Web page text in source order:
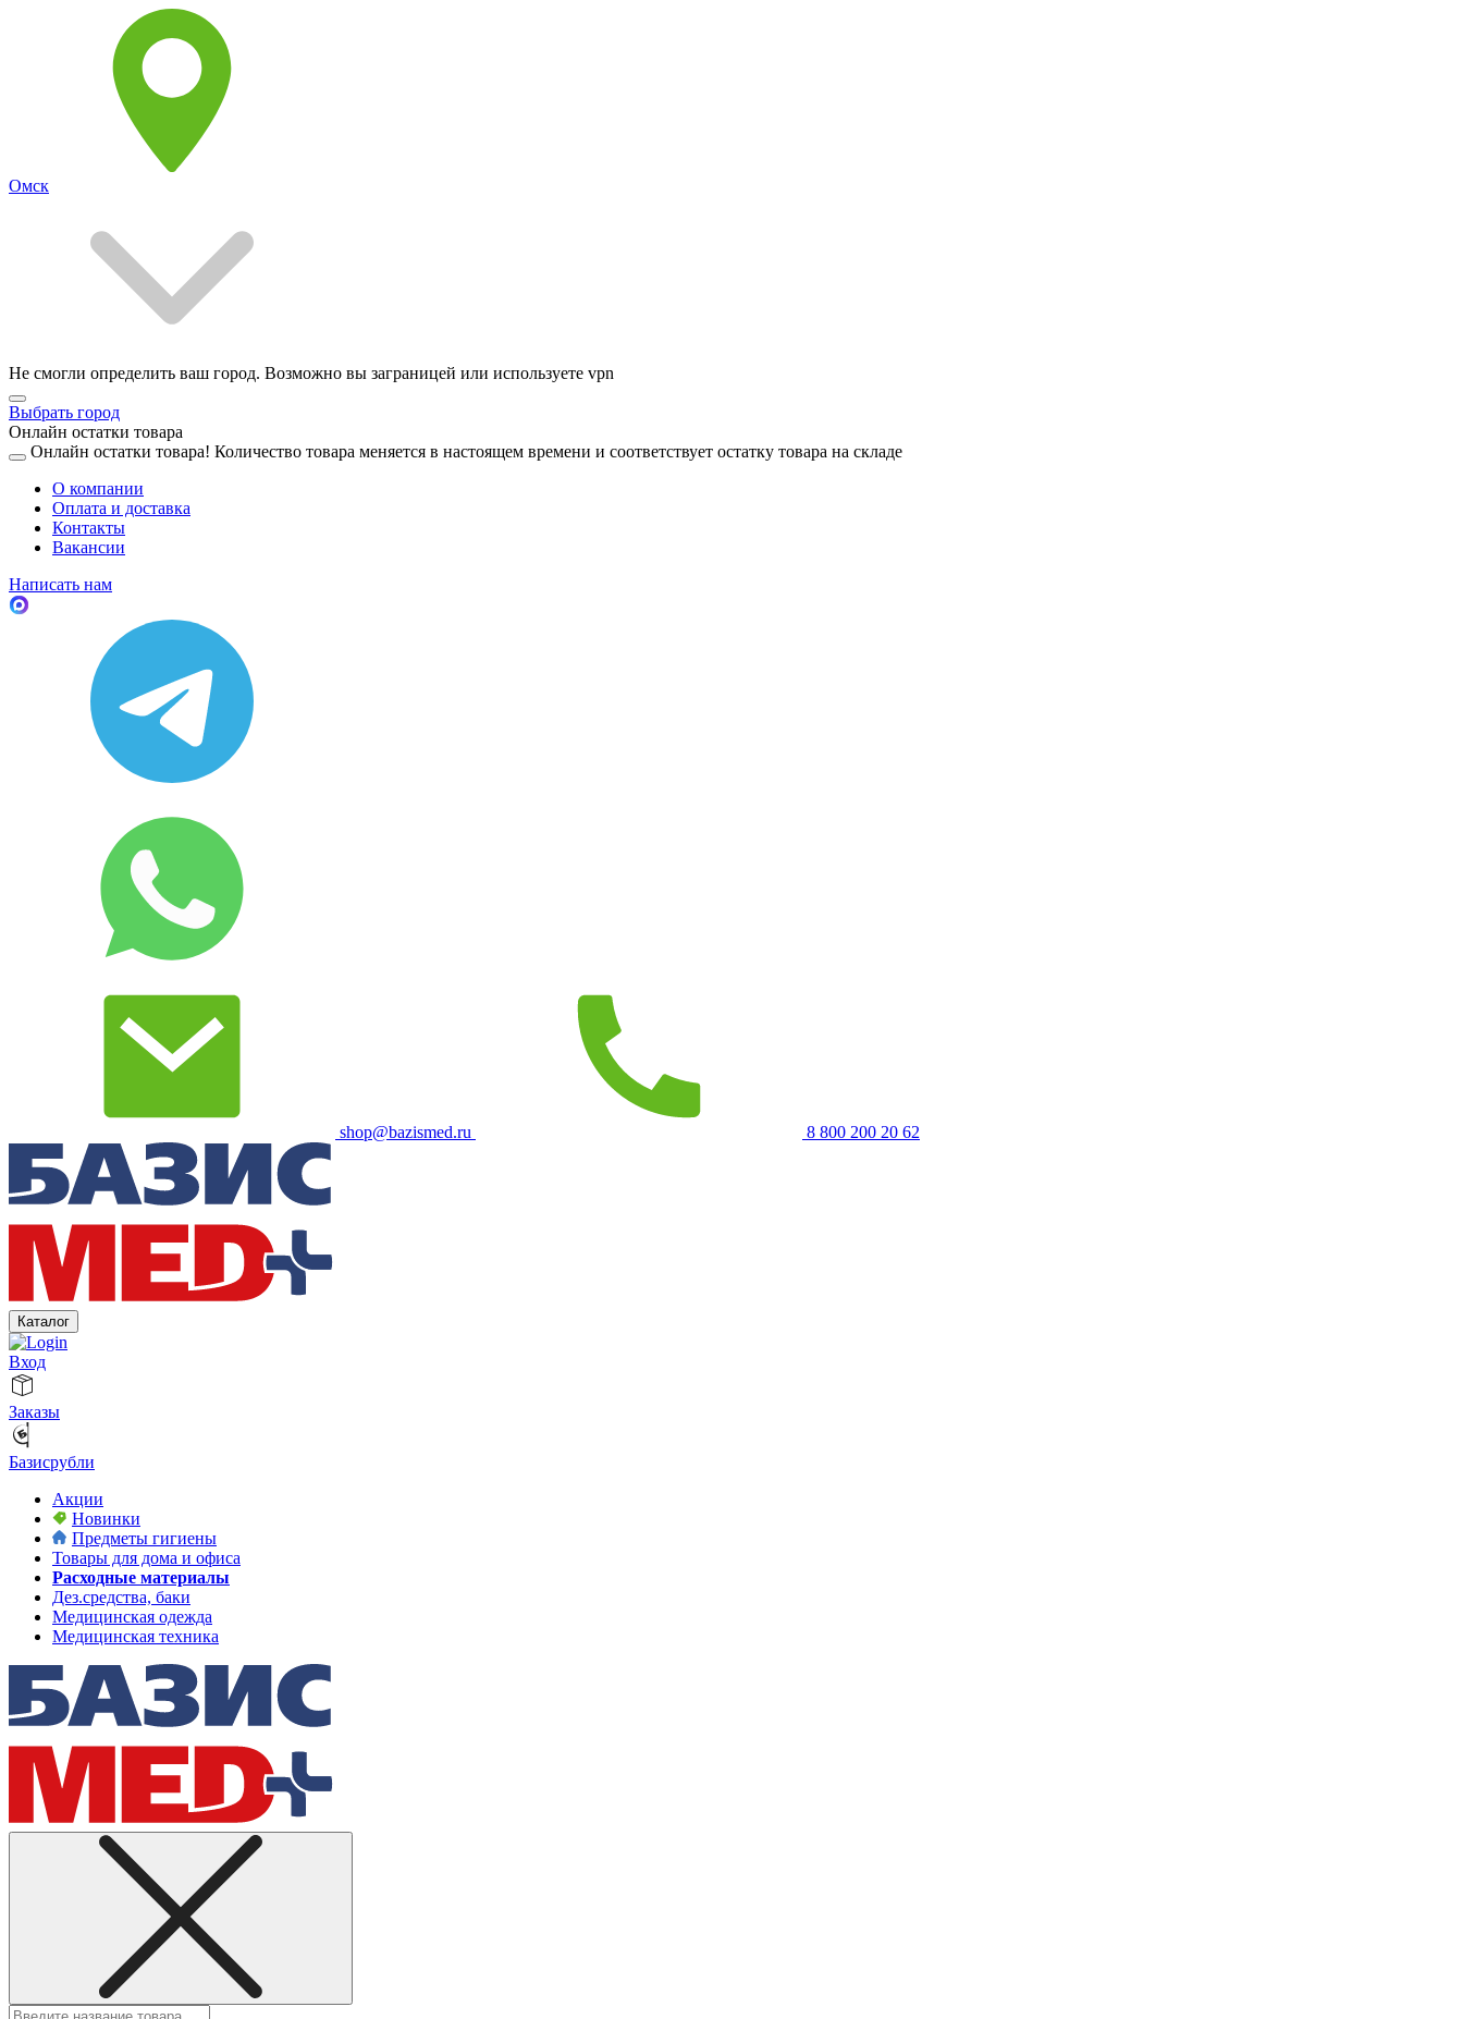
Омск
Не смогли определить ваш город. Возможно вы заграницей или используете vpn
Выбрать город
Онлайн остатки товара
Онлайн остатки товара! Количество товара меняется в настоящем времени и соответствует остатку товара на складе
О компании
Оплата и доставка
Контакты
Вакансии
Написать нам
shop@bazismed.ru 8 800 200 20 62
Каталог
Вход
Заказы
Базисрубли
Акции
Новинки
Предметы гигиены
Товары для дома и офиса
Расходные материалы
Дез.средства, баки
Медицинская одежда
Медицинская техника